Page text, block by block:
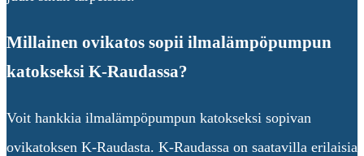
Millainen ovikatos sopii ilmalämpöpumpun
katokseksi K-Raudassa?
Voit hankkia ilmalämpöpumpun katokseksi sopivan
ovikatoksen K-Raudasta. K-Raudassa on saatavilla erilaisia